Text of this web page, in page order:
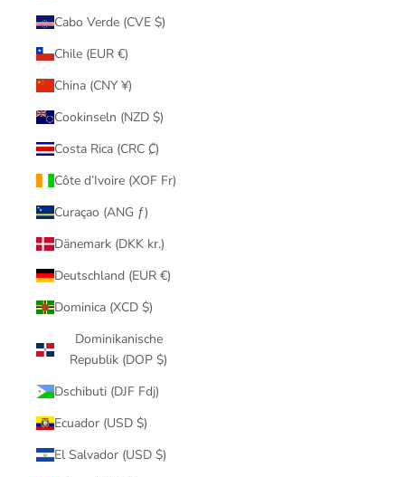
Cabo Verde (CVE $)
Chile (EUR €)
China (CNY ¥)
Cookinseln (NZD $)
Costa Rica (CRC ₡)
Côte d’Ivoire (XOF Fr)
Curaçao (ANG ƒ)
Dänemark (DKK kr.)
Deutschland (EUR €)
Dominica (XCD $)
Dominikanische
Republik (DOP $)
Dschibuti (DJF Fdj)
Ecuador (USD $)
El Salvador (USD $)